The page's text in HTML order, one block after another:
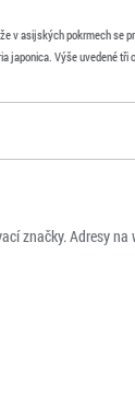
v asijských pokrmech se
japonica. Výše uvedené tři
značky. Adresy na